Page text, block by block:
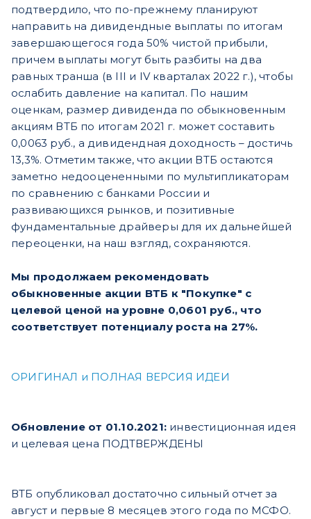
подтвердило, что по-прежнему планируют
направить на дивидендные выплаты по итогам
завершающегося года 50% чистой прибыли,
причем выплаты могут быть разбиты на два
равных транша (в III и IV кварталах 2022 г.), чтобы
ослабить давление на капитал. По нашим
оценкам, размер дивиденда по обыкновенным
акциям ВТБ по итогам 2021 г. может составить
0,0063 руб., а дивидендная доходность – достичь
13,3%. Отметим также, что акции ВТБ остаются
заметно недооцененными по мультипликаторам
по сравнению с банками России и
развивающихся рынков, и позитивные
фундаментальные драйверы для их дальнейшей
переоценки, на наш взгляд, сохраняются.
Мы продолжаем рекомендовать
обыкновенные акции ВТБ к "Покупке" с
целевой ценой на уровне 0,0601 руб., что
соответствует потенциалу роста на 27%.
ОРИГИНАЛ и ПОЛНАЯ ВЕРСИЯ ИДЕИ
Обновление от 01.10.2021: инвестиционная идея
и целевая цена ПОДТВЕРЖДЕНЫ
ВТБ опубликовал достаточно сильный отчет за
август и первые 8 месяцев этого года по МСФО.